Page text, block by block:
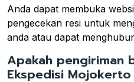
Anda dapat membuka
pengecekan resi untuk
anda atau dapat
Apakah pengiriman
Ekspedisi Mojokerto